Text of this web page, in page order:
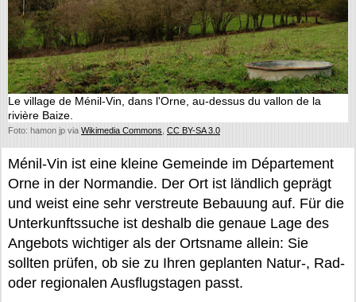
Le village de Ménil-Vin, dans l'Orne, au-dessus du vallon de la
rivière Baize.
Foto: hamon jp via Wikimedia Commons CC BY-SA 3.0
Ménil-Vin ist eine kleine Gemeinde im Département
Orne in der Normandie. Der Ort ist ländlich geprägt
und weist eine sehr verstreute Bebauung auf. Für die
Unterkunftssuche ist deshalb die genaue Lage des
Angebots wichtiger als der Ortsname allein: Sie
sollten prüfen, ob sie zu Ihren geplanten Natur-, Rad-
oder regionalen Ausflugstagen passt.